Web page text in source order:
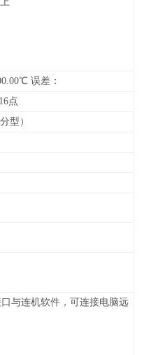
℃ 误差：
点
型）
口与连机软件，可连接电脑远